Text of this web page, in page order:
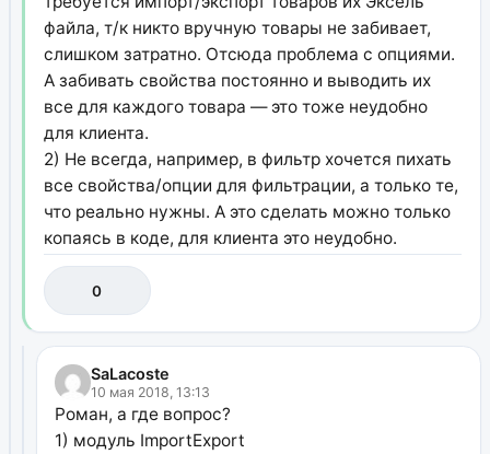
файла, т/к никто вручную товары не забивает,
слишком затратно. Отсюда проблема с опциями.
А забивать свойства постоянно и выводить их
все для каждого товара — это тоже неудобно
для клиента.
2) Не всегда, например, в фильтр хочется пихать
все свойства/опции для фильтрации, а только те,
что реально нужны. А это сделать можно только
копаясь в коде, для клиента это неудобно.
0
SaLacoste
10 мая 2018, 13:13
Роман, а где вопрос?
1) модуль ImportExport